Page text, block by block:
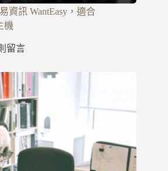
資訊 WantEasy，適合
機
留言